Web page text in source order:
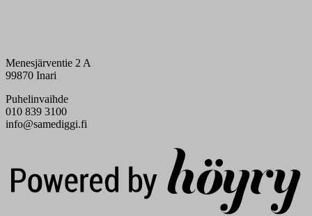
Menesjärventie 2 A
99870 Inari
Puhelinvaihde
010 839 3100
info@samediggi.fi